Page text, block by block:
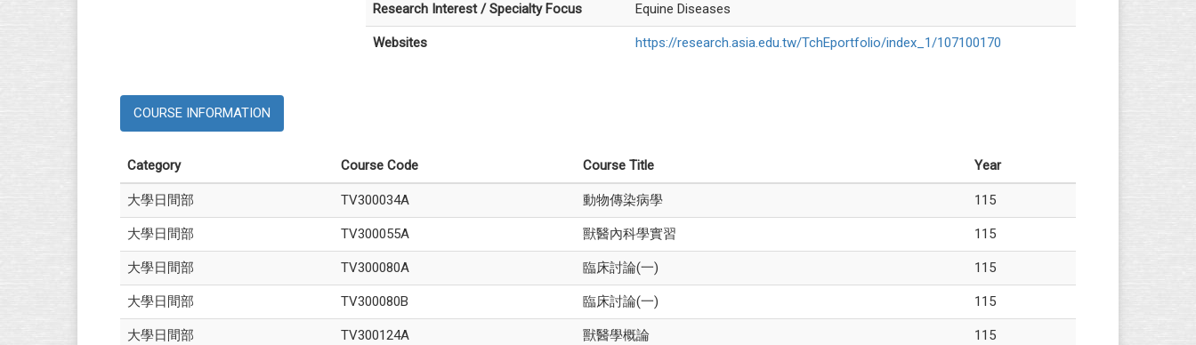
Research Interest / Specialty Focus Equine Diseases
Websites https://research.asia.edu.tw/TchEportfolio/index_1/107100170
COURSE INFORMATION
Category Course Code Course Title Year
大學日間部 TV300034A 動物傳染病學 115
大學日間部 TV300055A 獸醫內科學實習 115
大學日間部 TV300080A 臨床討論(一) 115
大學日間部 TV300080B 臨床討論(一) 115
大學日間部 TV300124A 獸醫學概論 115